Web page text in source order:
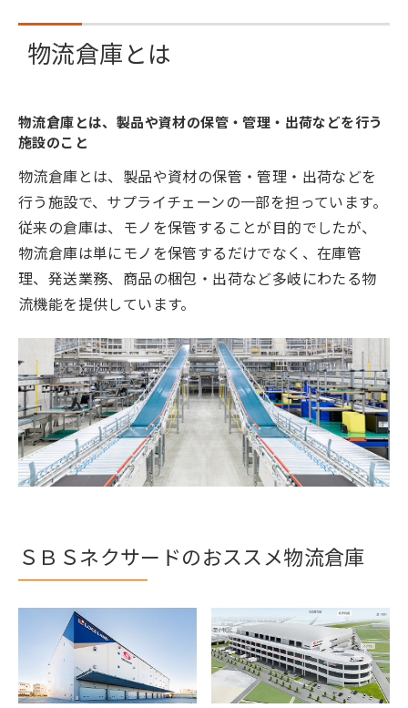
物流倉庫とは
物流倉庫とは、製品や資材の保管・管理・出荷などを行う
施設のこと
物流倉庫とは、製品や資材の保管・管理・出荷などを
行う施設で、サプライチェーンの一部を担っています。
従来の倉庫は、モノを保管することが目的でしたが、
物流倉庫は単にモノを保管するだけでなく、在庫管
理、発送業務、商品の梱包・出荷など多岐にわたる物
流機能を提供しています。
ＳＢＳネクサードのおススメ物流倉庫